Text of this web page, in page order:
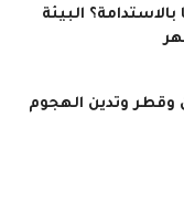
البيئة
وقطر وتدين الهجوم